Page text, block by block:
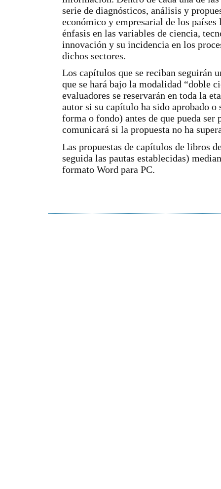
serie de diagnósticos, análisis y
económico y empresarial de los
énfasis en las variables de ciencia,
innovación y su incidencia en los
dichos sectores.
Los capítulos que se reciban seguirán
que se hará bajo la modalidad “doble
evaluadores se reservarán en toda la
autor si su capítulo ha sido aprobado
forma o fondo) antes de que pueda ser
comunicará si la propuesta no ha
Las propuestas de capítulos de libros
seguida las pautas establecidas)
formato Word para PC.